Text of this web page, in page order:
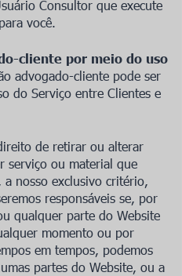
Consultor que execute
você.
cliente por meio do uso
advogado-cliente pode ser
do Serviço entre Clientes e
de retirar ou alterar
serviço ou material que
a nosso exclusivo critério,
responsáveis se, por
qualquer parte do Website
momento ou por
em tempos, podemos
partes do Website, ou a